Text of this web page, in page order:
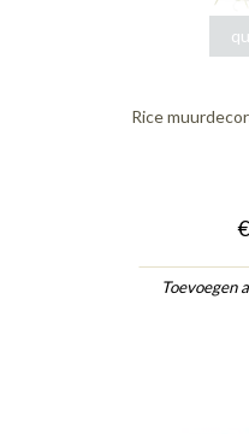
Rice
Toevoegen